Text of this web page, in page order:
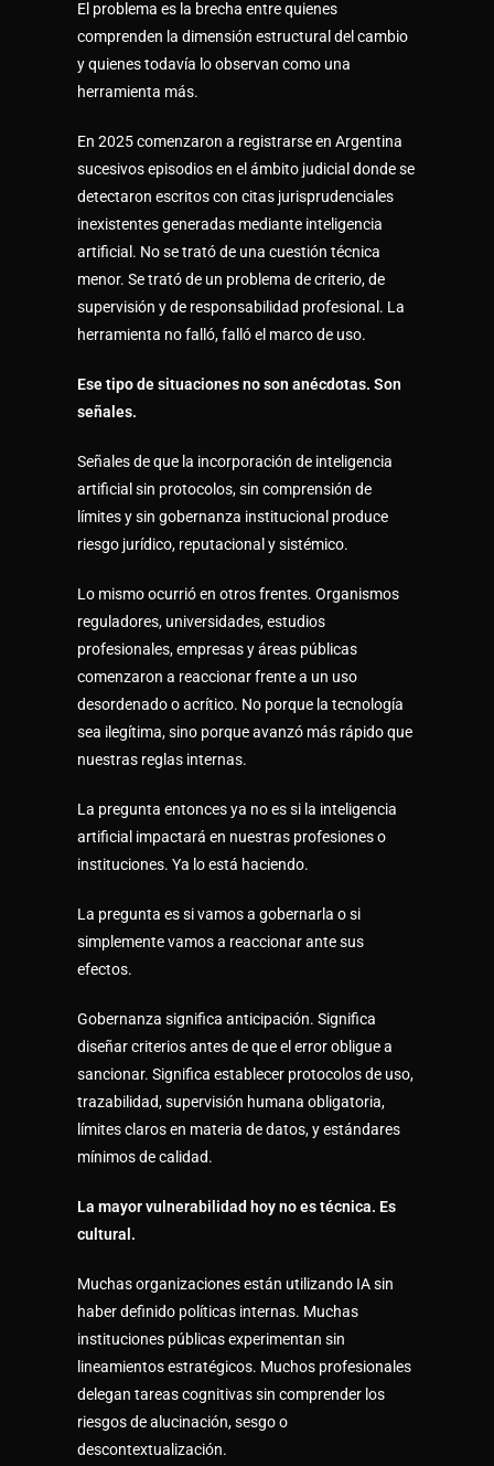
El problema es la brecha entre quienes
comprenden la dimensión estructural del cambio
y quienes todavía lo observan como una
herramienta más.
En 2025 comenzaron a registrarse en Argentina
sucesivos episodios en el ámbito judicial donde se
detectaron escritos con citas jurisprudenciales
inexistentes generadas mediante inteligencia
artificial. No se trató de una cuestión técnica
menor. Se trató de un problema de criterio, de
supervisión y de responsabilidad profesional. La
herramienta no falló, falló el marco de uso.
Ese tipo de situaciones no son anécdotas. Son
señales.
Señales de que la incorporación de inteligencia
artificial sin protocolos, sin comprensión de
límites y sin gobernanza institucional produce
riesgo jurídico, reputacional y sistémico.
Lo mismo ocurrió en otros frentes. Organismos
reguladores, universidades, estudios
profesionales, empresas y áreas públicas
comenzaron a reaccionar frente a un uso
desordenado o acrítico. No porque la tecnología
sea ilegítima, sino porque avanzó más rápido que
nuestras reglas internas.
La pregunta entonces ya no es si la inteligencia
artificial impactará en nuestras profesiones o
instituciones. Ya lo está haciendo.
La pregunta es si vamos a gobernarla o si
simplemente vamos a reaccionar ante sus
efectos.
Gobernanza significa anticipación. Significa
diseñar criterios antes de que el error obligue a
sancionar. Significa establecer protocolos de uso,
trazabilidad, supervisión humana obligatoria,
límites claros en materia de datos, y estándares
mínimos de calidad.
La mayor vulnerabilidad hoy no es técnica. Es
cultural.
Muchas organizaciones están utilizando IA sin
haber definido políticas internas. Muchas
instituciones públicas experimentan sin
lineamientos estratégicos. Muchos profesionales
delegan tareas cognitivas sin comprender los
riesgos de alucinación, sesgo o
descontextualización.